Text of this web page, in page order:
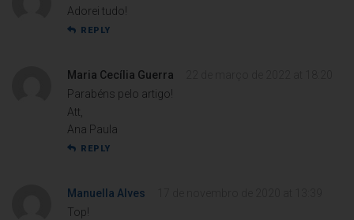
Adorei tudo!
REPLY
Maria Cecília Guerra
Parabéns pelo artigo!
Att,
Ana Paula
REPLY
Manuella Alves
Top!